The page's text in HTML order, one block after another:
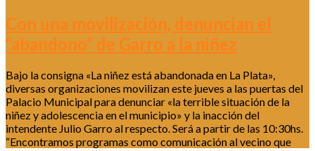
Con una movilización, denuncian el
“abandono” de Garro a la niñez
Bajo la consigna «La niñez está abandonada en La Plata»,
diversas organizaciones movilizan este jueves a las puertas del
Palacio Municipal para denunciar «la terrible situación de la
niñez y adolescencia en el municipio» y la inacción del
intendente Julio Garro al respecto. Será a partir de las 10:30hs.
“Encontramos programas como comunicación al vecino que